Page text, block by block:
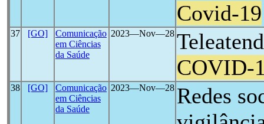
Covid-19
37 [GO]
Comunicação
em Ciências
da Saúde
2023―Nov―28
COVID-
38 [GO]
Comunicação
em Ciências
da Saúde
2023―Nov―28 Redes